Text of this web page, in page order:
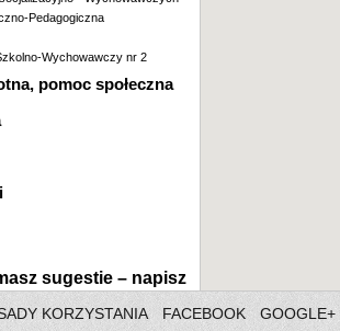
Pedagogiczna
Wychowawczy nr 2
pomoc społeczna
sugestie – napisz
KORZYSTANIA FACEBOOK GOOGLE+